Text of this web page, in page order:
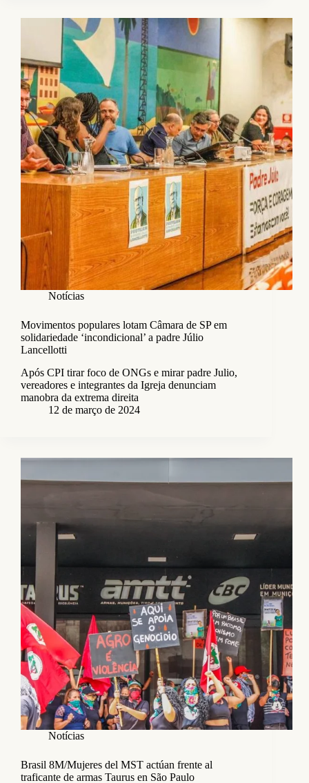
Notícias
Movimentos populares lotam Câmara de SP em
solidariedade ‘incondicional’ a padre Júlio
Lancellotti
Após CPI tirar foco de ONGs e mirar padre Julio,
vereadores e integrantes da Igreja denunciam
manobra da extrema direita
12 de março de 2024
Notícias
Brasil 8M/Mujeres del MST actúan frente al
traficante de armas Taurus en São Paulo